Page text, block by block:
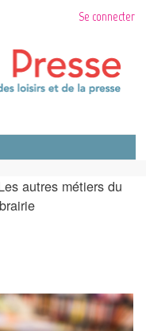
Se connecter
Se déconnecter
autres métiers du